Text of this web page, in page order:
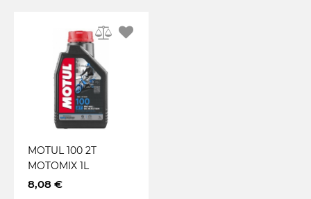
MOTUL 100 2T
MOTOMIX 1L
8,08 €